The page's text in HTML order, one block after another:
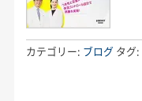
カテゴリー: ブログ タグ: